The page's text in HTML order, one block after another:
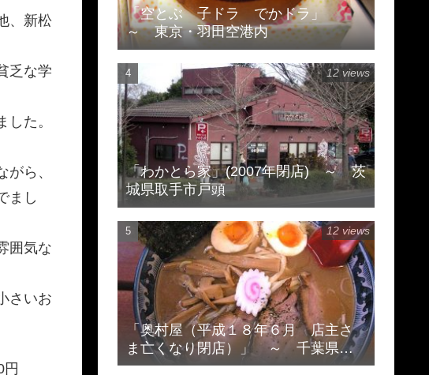
、新松
乏な学
た。
ら、
まし
囲気な
さいお
「空とぶ 子ドラ でかドラ」
～ 東京・羽田空港内
「わかとら家」(2007年閉店) ～ 茨
城県取手市戸頭
12 views
「奥村屋（平成１８年６月 店主さ
ま亡くなり閉店）」 ～ 千葉県柏
市豊住
12 views